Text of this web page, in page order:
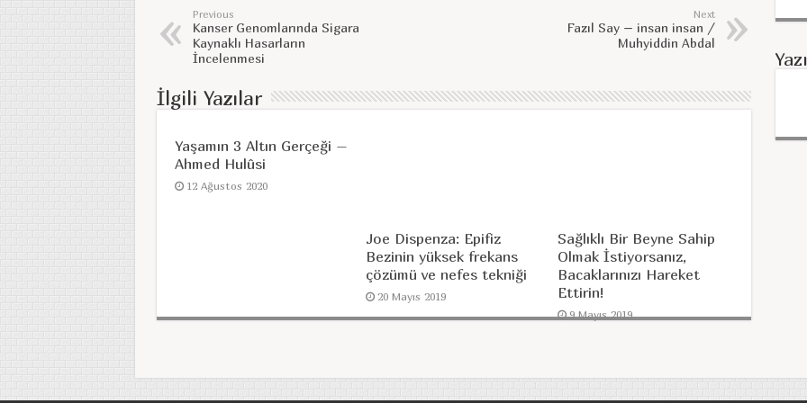
Previous
Kanser Genomlarında Sigara
Kaynaklı Hasarların
İncelenmesi
Next
Fazıl Say – insan insan /
Muhyiddin Abdal
İlgili Yazılar
Yaşamın 3 Altın Gerçeği –
Ahmed Hulûsi
12 Ağustos 2020
Joe Dispenza: Epifiz
Bezinin yüksek frekans
çözümü ve nefes tekniği
20 Mayıs 2019
Sağlıklı Bir Beyne Sahip
Olmak İstiyorsanız,
Bacaklarınızı Hareket
Ettirin!
9 Mayıs 2019
Yazı